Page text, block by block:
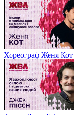
Хореограф Женя Кот